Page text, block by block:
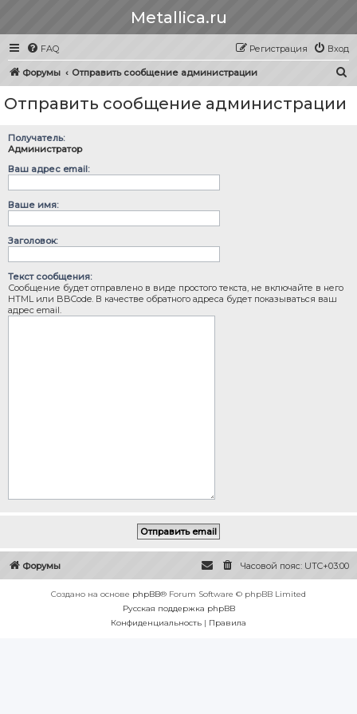
Metallica.ru
FAQ Вход
Регистрация
Форумы Отправить сообщение администрации
Отправить сообщение администрации
Получатель:
Администратор
Ваш адрес email:
Ваше имя:
Заголовок:
Текст сообщения:
Сообщение будет отправлено в виде простого текста, не включайте в него
HTML или BBCode. В качестве обратного адреса будет показываться ваш
адрес email.
Форумы Часовой пояс: UTC+03:00
Создано на основе phpBB® Forum Software © phpBB Limited
Русская поддержка phpBB
Конфиденциальность | Правила